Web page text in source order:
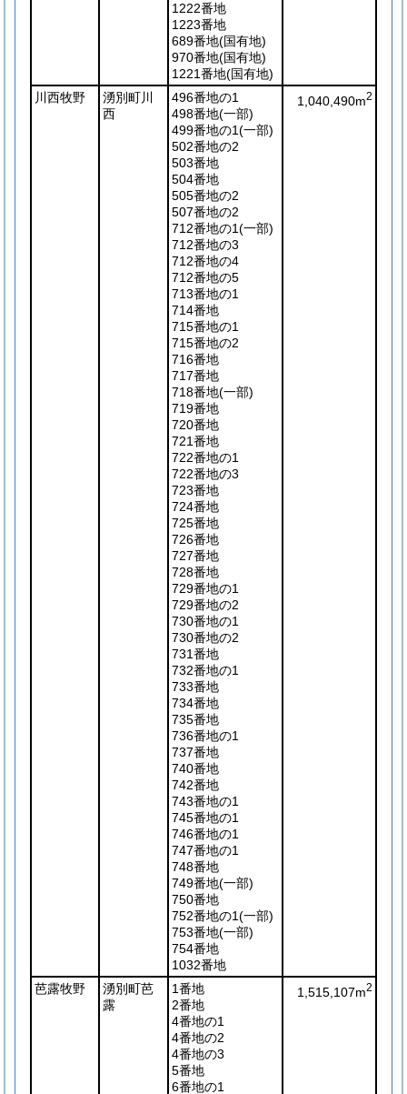
1222番地
1223番地
689番地(国有地)
970番地(国有地)
1221番地(国有地)
川西牧野
湧別町川
西
496番地の1
498番地(一部)
499番地の1(一部)
502番地の2
503番地
504番地
505番地の2
507番地の2
712番地の1(一部)
712番地の3
712番地の4
712番地の5
713番地の1
714番地
715番地の1
715番地の2
716番地
717番地
718番地(一部)
719番地
720番地
721番地
722番地の1
722番地の3
723番地
724番地
725番地
726番地
727番地
728番地
729番地の1
729番地の2
730番地の1
730番地の2
731番地
732番地の1
733番地
734番地
735番地
736番地の1
737番地
740番地
742番地
743番地の1
745番地の1
746番地の1
747番地の1
748番地
749番地(一部)
750番地
752番地の1(一部)
753番地(一部)
754番地
1032番地
1,040,490m2
芭露牧野
湧別町芭
露
1番地
2番地
4番地の1
4番地の2
4番地の3
5番地
6番地の1
1,515,107m2